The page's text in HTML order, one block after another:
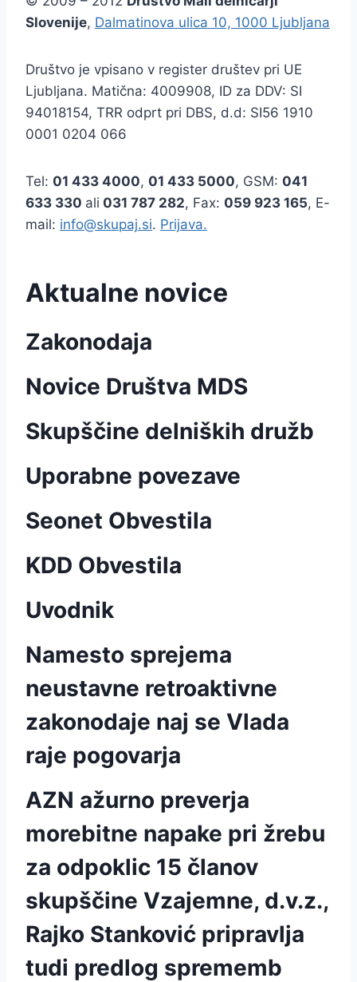
Slovenije, Dalmatinova ulica 10, 1000 Ljubljana
Društvo je vpisano v register društev pri UE
Ljubljana. Matična: 4009908, ID za DDV: SI
94018154, TRR odprt pri DBS, d.d: SI56 1910
0001 0204 066
Tel: 01 433 4000, 01 433 5000, GSM: 041
633 330 ali 031 787 282, Fax: 059 923 165, E-
mail: info@skupaj.si. Prijava.
Aktualne novice
Zakonodaja
Novice Društva MDS
Skupščine delniških družb
Uporabne povezave
Seonet Obvestila
KDD Obvestila
Uvodnik
Namesto sprejema
neustavne retroaktivne
zakonodaje naj se Vlada
raje pogovarja
AZN ažurno preverja
morebitne napake pri žrebu
za odpoklic 15 članov
skupščine Vzajemne, d.v.z.,
Rajko Stanković pripravlja
tudi predlog sprememb